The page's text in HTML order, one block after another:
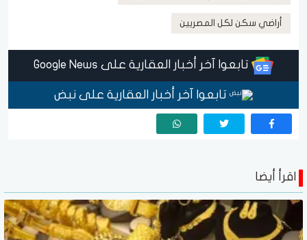
أراضي سكن لكل المصريين
تابعوا آخر أخبار العقارية على Google News
تابعوا آخر أخبار العقارية على نبض
اقرأ أيضا